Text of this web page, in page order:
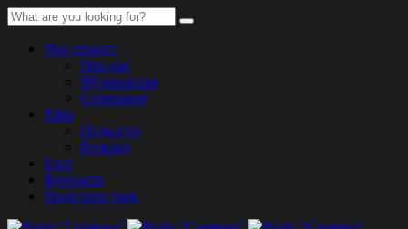
Про проект
Про нас
Музикантам
Співпраця
Ефір
Подкасти
Розклад
Блог
Контакти
Надіслати трек